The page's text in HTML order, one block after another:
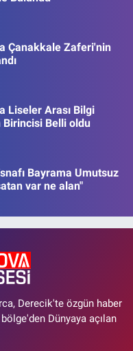
Çanakkale Zaferi'nin
Liseler Arası Bilgi
Birincisi Belli oldu
Bayrama Umutsuz
var ne alan"
Derecik'te özgün haber
Dünyaya açılan